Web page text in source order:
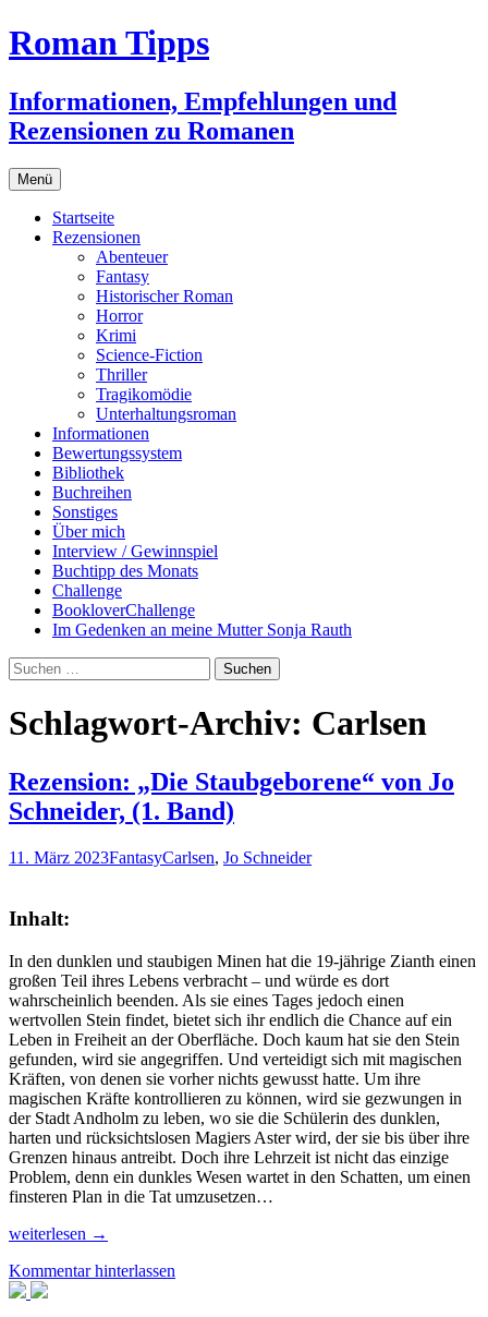
Zum
Inhalt
Roman Tipps
Informationen, Empfehlungen und
Rezensionen zu Romanen
Menü
Startseite
Rezensionen
Abenteuer
Fantasy
Historischer Roman
Horror
Krimi
Science-Fiction
Thriller
Tragikomödie
Unterhaltungsroman
Informationen
Bewertungssystem
Bibliothek
Buchreihen
Sonstiges
Über mich
Interview / Gewinnspiel
Buchtipp des Monats
Challenge
BookloverChallenge
Im Gedenken an meine Mutter Sonja Rauth
Suchen
nach:
Schlagwort-Archiv: Carlsen
Rezension: „Die Staubgeborene“ von Jo
Schneider, (1. Band)
11. März 2023FantasyCarlsen, Jo Schneider
Inhalt:
In den dunklen und staubigen Minen hat die 19-jährige Zianth einen
großen Teil ihres Lebens verbracht – und würde es dort
wahrscheinlich beenden. Als sie eines Tages jedoch einen
wertvollen Stein findet, bietet sich ihr endlich die Chance auf ein
Leben in Freiheit an der Oberfläche. Doch kaum hat sie den Stein
gefunden, wird sie angegriffen. Und verteidigt sich mit magischen
Kräften, von denen sie vorher nichts gewusst hatte. Um ihre
magischen Kräfte kontrollieren zu können, wird sie gezwungen in
der Stadt Andholm zu leben, wo sie die Schülerin des dunklen,
harten und rücksichtslosen Magiers Aster wird, der sie bis über ihre
Grenzen hinaus antreibt. Doch ihre Lehrzeit ist nicht das einzige
Problem, denn ein dunkles Wesen wartet in den Schatten, um einen
finsteren Plan in die Tat umzusetzen…
Rezension:
Staubgeborene“
von
weiterlesen →
Kommentar hinterlassen